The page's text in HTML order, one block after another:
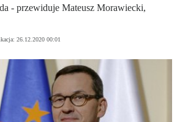
- przewiduje Mateusz Morawiecki,
26.12.2020 00:01